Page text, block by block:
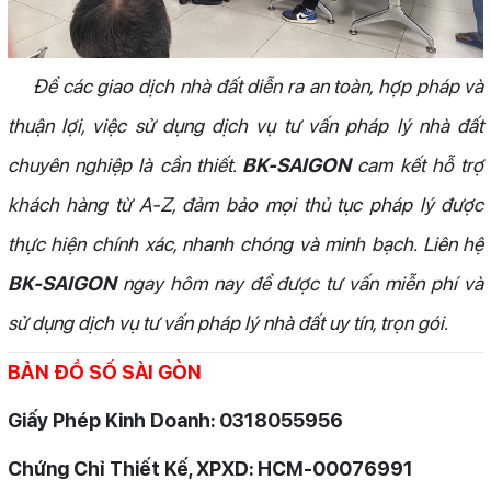
Để các giao dịch nhà đất diễn ra an toàn, hợp pháp và
thuận lợi, việc sử dụng dịch vụ tư vấn pháp lý nhà đất
chuyên nghiệp là cần thiết. BK-SAIGONcam kết hỗ trợ
khách hàng từ A-Z, đảm bảo mọi thủ tục pháp lý được
thực hiện chính xác, nhanh chóng và minh bạch. Liên hệ
BK-SAIGONngay hôm nay để được tư vấn miễn phí và
sử dụng dịch vụ tư vấn pháp lý nhà đất uy tín, trọn gói.
BẢN ĐỒ SỐ SÀI GÒN
Giấy Phép Kinh Doanh: 0318055956
Chứng Chỉ Thiết Kế, XPXD: HCM-00076991